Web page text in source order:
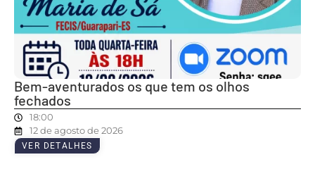
Bem-aventurados os que tem os olhos
fechados
18:00
12 de agosto de 2026
VER DETALHES